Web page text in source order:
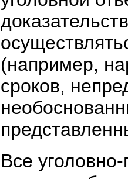
(например,
сроков,
Все